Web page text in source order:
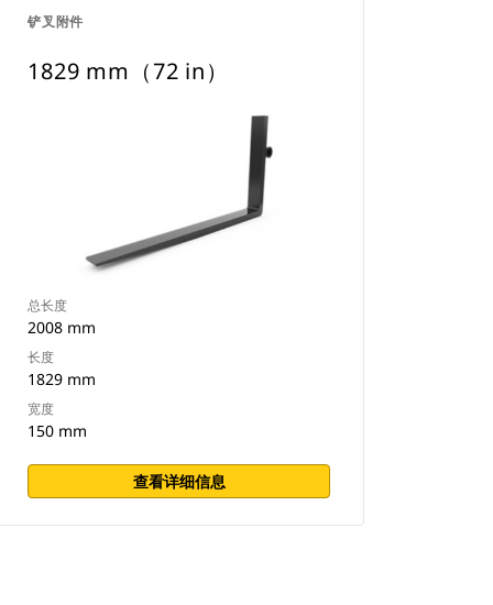
铲叉附件
1829 mm（72 in）
总长度
2008 mm
长度
1829 mm
宽度
150 mm
查看详细信息